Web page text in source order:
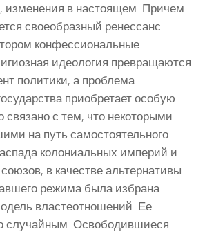
изменения в настоящем. Причем
своеобразный ренессанс
конфессиональные
идеология превращаются
политики, а проблема
приобретает особую
связано с тем, что некоторыми
на путь самостоятельного
колониальных империй и
в качестве альтернативы
режима была избрана
властеотношений. Ее
случайным. Освободившиеся